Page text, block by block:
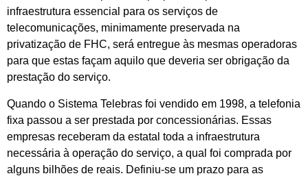
infraestrutura essencial para os serviços de
telecomunicações, minimamente preservada na
privatização de FHC, será entregue às mesmas operadoras
para que estas façam aquilo que deveria ser obrigação da
prestação do serviço.
Quando o Sistema Telebras foi vendido em 1998, a telefonia
fixa passou a ser prestada por concessionárias. Essas
empresas receberam da estatal toda a infraestrutura
necessária à operação do serviço, a qual foi comprada por
alguns bilhões de reais. Definiu-se um prazo para as